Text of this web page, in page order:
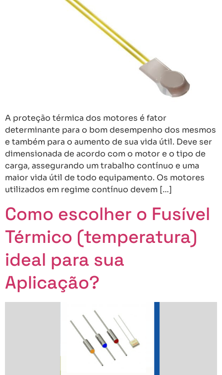
A proteção térmica dos motores é fator
determinante para o bom desempenho dos mesmos
e também para o aumento de sua vida útil. Deve ser
dimensionada de acordo com o motor e o tipo de
carga, assegurando um trabalho contínuo e uma
maior vida útil de todo equipamento. Os motores
utilizados em regime contínuo devem […]
Como escolher o Fusível
Térmico (temperatura)
ideal para sua
Aplicação?